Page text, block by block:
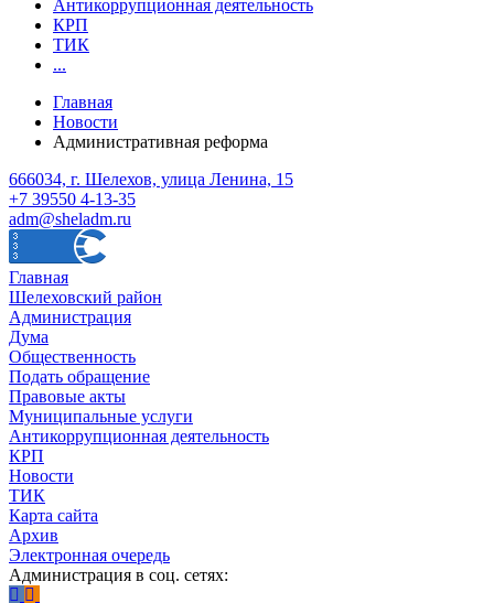
Антикоррупционная деятельность
КРП
ТИК
...
Главная
Новости
Административная реформа
666034, г. Шелехов, улица Ленина, 15
+7 39550 4-13-35
adm@sheladm.ru
Главная
Шелеховский район
Администрация
Дума
Общественность
Подать обращение
Правовые акты
Муниципальные услуги
Антикоррупционная деятельность
КРП
Новости
ТИК
Карта сайта
Архив
Электронная очередь
Администрация в соц. сетях: